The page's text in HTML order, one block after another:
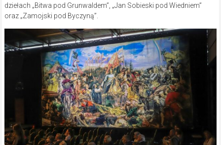
dziełach „Bitwa pod Grunwaldem”, „Jan Sobieski pod Wiedniem”
oraz „Zamojski pod Byczyną”.